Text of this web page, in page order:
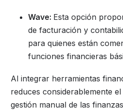
Wave: Esta opción
de facturación y
para quienes están
funciones financieras
Al integrar herramientas
reduces considerablemente
gestión manual de las